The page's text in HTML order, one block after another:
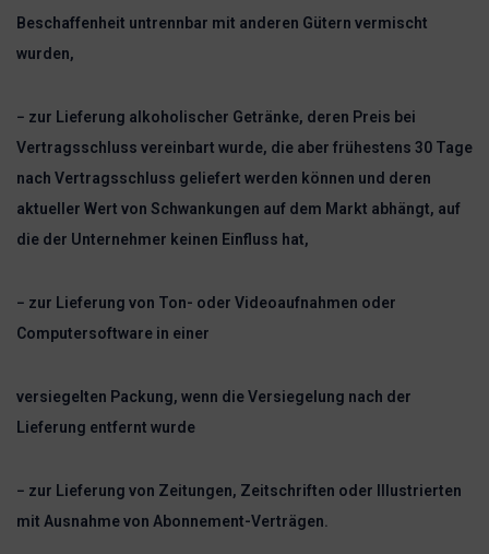
Beschaffenheit untrennbar mit anderen Gütern vermischt
wurden,
− zur Lieferung alkoholischer Getränke, deren Preis bei
Vertragsschluss vereinbart wurde, die aber frühestens 30 Tage
nach Vertragsschluss geliefert werden können und deren
aktueller Wert von Schwankungen auf dem Markt abhängt, auf
die der Unternehmer keinen Einfluss hat,
− zur Lieferung von Ton- oder Videoaufnahmen oder
Computersoftware in einer
versiegelten Packung, wenn die Versiegelung nach der
Lieferung entfernt wurde
− zur Lieferung von Zeitungen, Zeitschriften oder Illustrierten
mit Ausnahme von Abonnement-Verträgen.